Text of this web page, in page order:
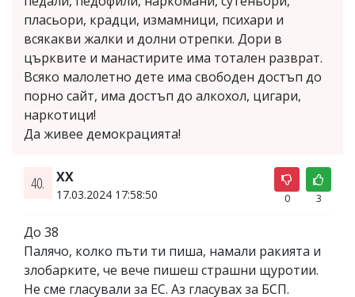
пласьори, крадци, измамници, психари и
всякакви жалки и долни отрепки. Дори в
църквите и манастирите има тотален разврат.
Всяко малолетно дете има свободен достъп до
порно сайт, има достъп до алкохол, цигари,
наркотици!
Да живее демокрацията!
40. XX
17.03.2024 17:58:50 0 3
До 38
Палячо, колко пъти ти пиша, намали ракията и
злобарките, че вече пишеш страшни щуротии.
Не сме гласували за ЕС. Аз гласувах за БСП.